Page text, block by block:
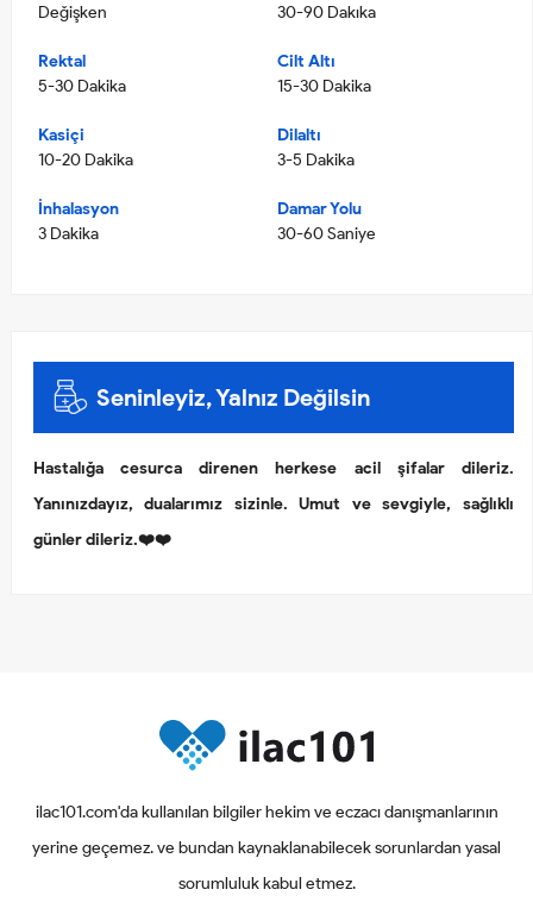
Değişken
30-90 Dakıka
Rektal
5-30 Dakika
Cilt Altı
15-30 Dakika
Kasiçi
10-20 Dakika
Dilaltı
3-5 Dakika
İnhalasyon
3 Dakika
Damar Yolu
30-60 Saniye
Seninleyiz, Yalnız Değilsin
Hastalığa cesurca direnen herkese acil şifalar dileriz.
Yanınızdayız, dualarımız sizinle. Umut ve sevgiyle, sağlıklı
günler dileriz.❤️❤️
ilac101.com'da kullanılan bilgiler hekim ve eczacı danışmanlarının
yerine geçemez. ve bundan kaynaklanabilecek sorunlardan yasal
sorumluluk kabul etmez.